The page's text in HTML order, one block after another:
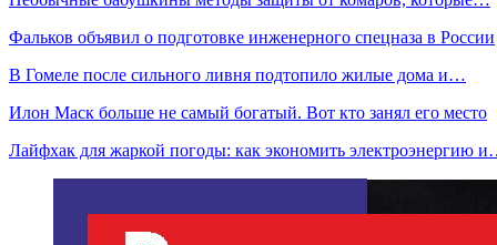
Фальков объявил о подготовке инженерного спецназа в России
В Гомеле после сильного ливня подтопило жилые дома и…
Илон Маск больше не самый богатый. Вот кто занял его место
Лайфхак для жаркой погоды: как экономить электроэнергию